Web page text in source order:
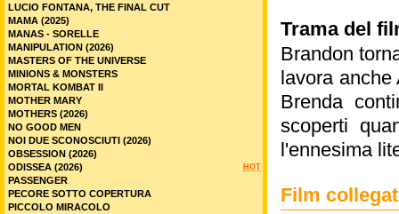
Trama del
Brandon
lavora anche
Brenda
scoperti
l'ennesima
Film
LUCIO FONTANA, THE FINAL CUT
MAMA (2025)
MANAS - SORELLE
MANIPULATION (2026)
MASTERS OF THE UNIVERSE
MINIONS & MONSTERS
MORTAL KOMBAT II
MOTHER MARY
MOTHERS (2026)
NO GOOD MEN
NOI DUE SCONOSCIUTI (2026)
OBSESSION (2026)
HOT
ODISSEA (2026)
PASSENGER
PECORE SOTTO COPERTURA
PICCOLO MIRACOLO